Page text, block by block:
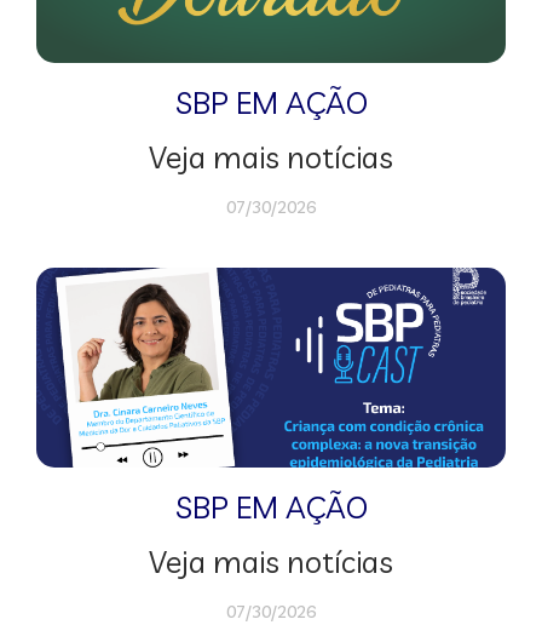
SBP EM AÇÃO
Veja mais notícias
07/30/2026
SBP EM AÇÃO
Veja mais notícias
07/30/2026